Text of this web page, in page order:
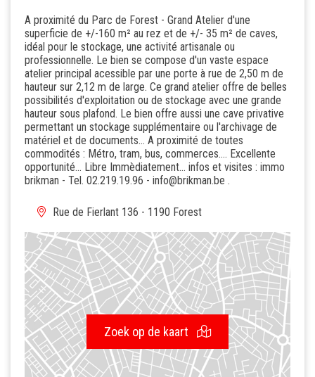
A proximité du Parc de Forest - Grand Atelier d'une
superficie de +/-160 m² au rez et de +/- 35 m² de caves,
idéal pour le stockage, une activité artisanale ou
professionnelle. Le bien se compose d'un vaste espace
atelier principal acessible par une porte à rue de 2,50 m de
hauteur sur 2,12 m de large. Ce grand atelier offre de belles
possibilités d'exploitation ou de stockage avec une grande
hauteur sous plafond. Le bien offre aussi une cave privative
permettant un stockage supplémentaire ou l'archivage de
matériel et de documents... A proximité de toutes
commodités : Métro, tram, bus, commerces.... Excellente
opportunité... Libre Immèdiatement... infos et visites : immo
brikman - Tel. 02.219.19.96 - info@brikman.be .
Rue de Fierlant 136 - 1190 Forest
Zoek op de kaart